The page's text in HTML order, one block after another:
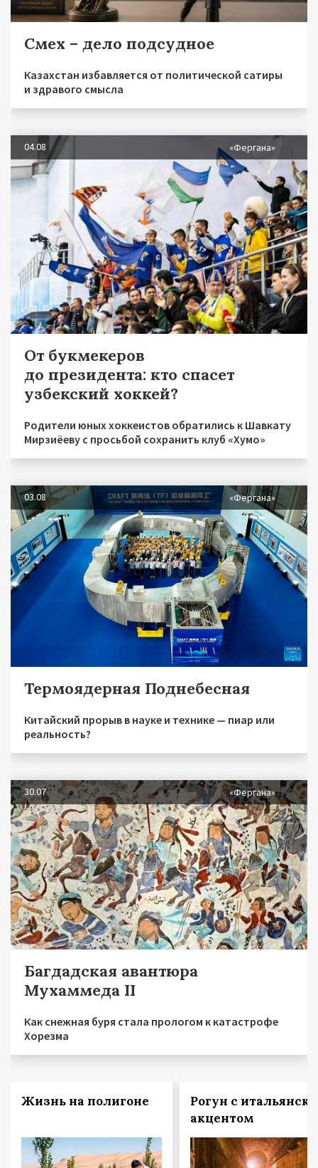
Смех – дело подсудное
Казахстан избавляется от политической сатиры
и здравого смысла
04.08 «Фергана»
От букмекеров
до президента: кто спасет
узбекский хоккей?
Родители юных хоккеистов обратились к Шавкату
Мирзиёеву с просьбой сохранить клуб «Хумо»
03.08 «Фергана»
Термоядерная Поднебесная
Китайский прорыв в науке и технике — пиар или
реальность?
30.07 «Фергана»
Багдадская авантюра
Мухаммеда II
Как снежная буря стала прологом к катастрофе
Хорезма
Жизнь на полигоне
Рогун с
акцентом